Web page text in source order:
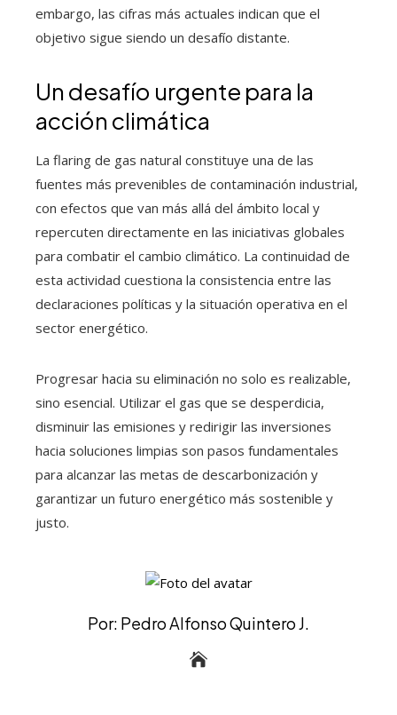
embargo, las cifras más actuales indican que el
objetivo sigue siendo un desafío distante.
Un desafío urgente para la
acción climática
La flaring de gas natural constituye una de las
fuentes más prevenibles de contaminación industrial,
con efectos que van más allá del ámbito local y
repercuten directamente en las iniciativas globales
para combatir el cambio climático. La continuidad de
esta actividad cuestiona la consistencia entre las
declaraciones políticas y la situación operativa en el
sector energético.
Progresar hacia su eliminación no solo es realizable,
sino esencial. Utilizar el gas que se desperdicia,
disminuir las emisiones y redirigir las inversiones
hacia soluciones limpias son pasos fundamentales
para alcanzar las metas de descarbonización y
garantizar un futuro energético más sostenible y
justo.
Por: Pedro Alfonso Quintero J.